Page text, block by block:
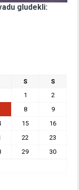
gludekli:
S
S
1
2
8
9
15
16
22
23
29
30